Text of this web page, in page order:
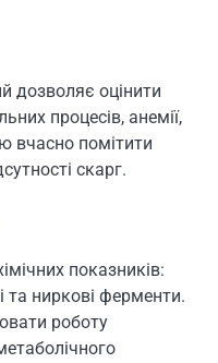
дозволяє оцінити
процесів, анемії,
вчасно помітити
скарг.
показників:
та ниркові ферменти.
роботу